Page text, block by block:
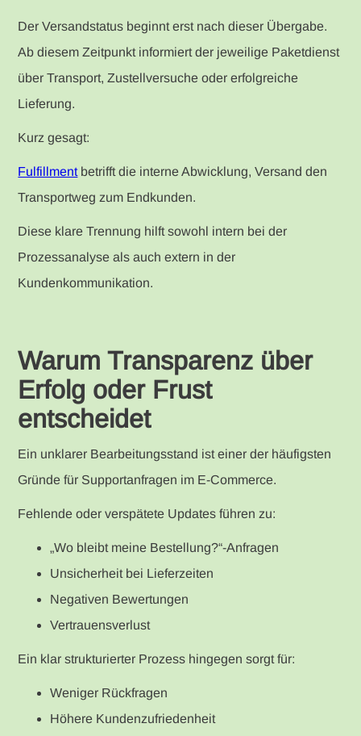
Der Versandstatus beginnt erst nach dieser Übergabe.
Ab diesem Zeitpunkt informiert der jeweilige Paketdienst
über Transport, Zustellversuche oder erfolgreiche
Lieferung.
Kurz gesagt:
Fulfillmentbetrifft die interne Abwicklung, Versand den
Transportweg zum Endkunden.
Diese klare Trennung hilft sowohl intern bei der
Prozessanalyse als auch extern in der
Kundenkommunikation.
Warum Transparenz über
Erfolg oder Frust
entscheidet
Ein unklarer Bearbeitungsstand ist einer der häufigsten
Gründe für Supportanfragen im E-Commerce.
Fehlende oder verspätete Updates führen zu:
„Wo bleibt meine Bestellung?“-Anfragen
Unsicherheit bei Lieferzeiten
Negativen Bewertungen
Vertrauensverlust
Ein klar strukturierter Prozess hingegen sorgt für:
Weniger Rückfragen
Höhere Kundenzufriedenheit